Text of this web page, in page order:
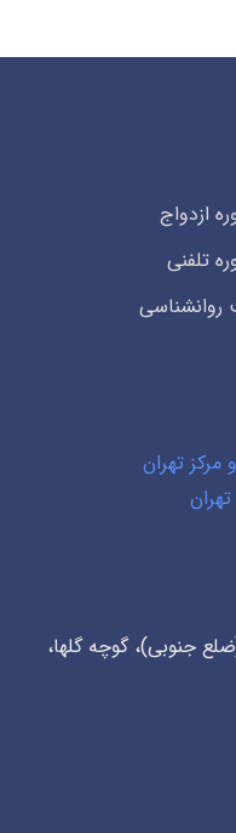
ازدواج
تلفنی
تهران
جنوبی)، گوچه گلها،